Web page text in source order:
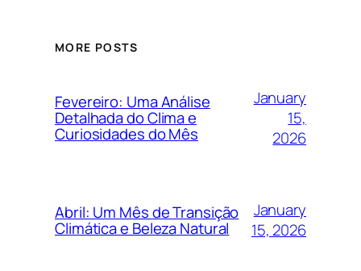
MORE POSTS
Fevereiro: Uma Análise
Detalhada do Clima e
Curiosidades do Mês
January
15,
2026
Abril: Um Mês de Transição
Climática e Beleza Natural
January
15, 2026